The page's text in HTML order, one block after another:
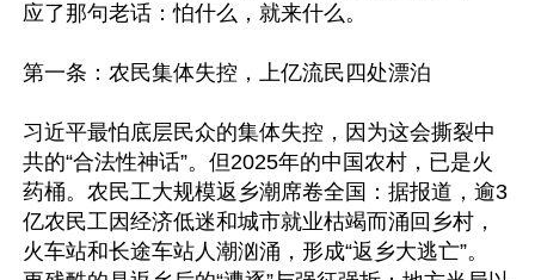
应了那句老话：怕什么，就来什么。
第一条：农民集体失控，上亿流民四处漂泊
习近平最怕底层民众的集体失控，因为这会撕裂中
共的“合法性神话”。但2025年的中国农村，已是火
药桶。农民工大规模返乡潮席卷全国：据报道，逾3
亿农民工因经济低迷和城市就业枯竭而涌回乡村，
火车站和长途车站人潮汹涌，形成“返乡大逃亡”。